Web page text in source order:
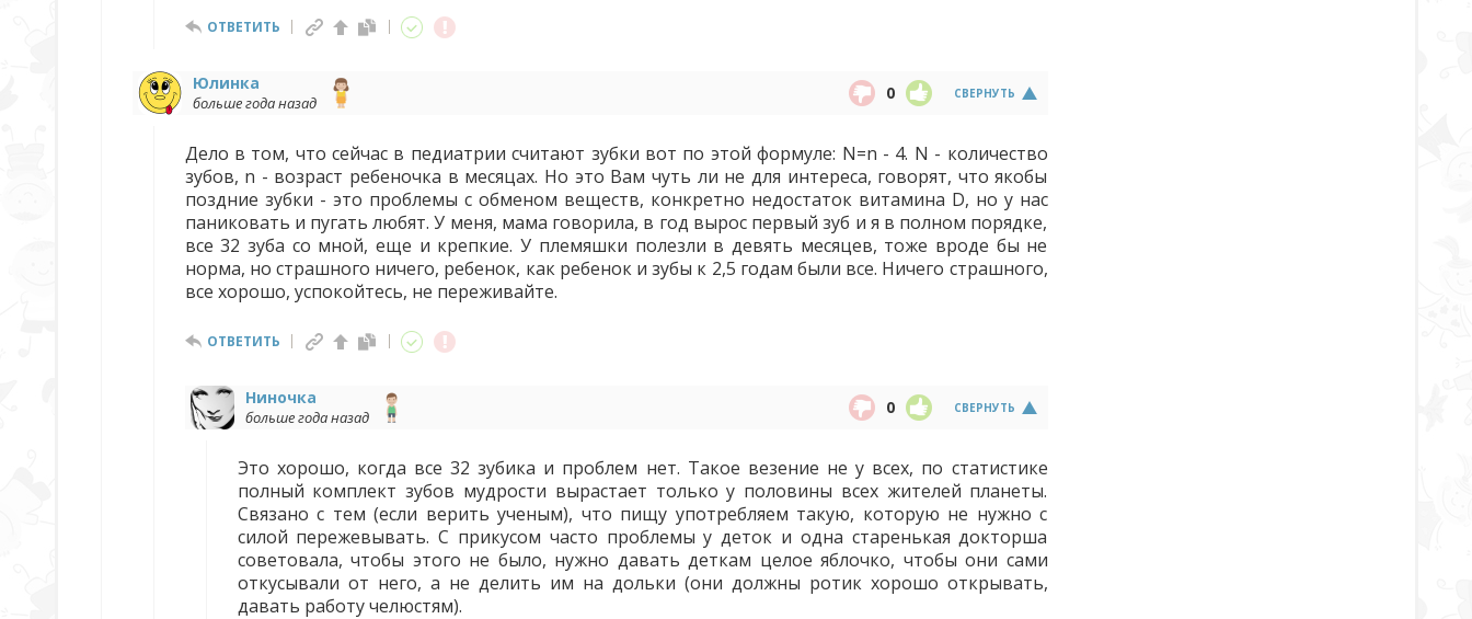
ОТВЕТИТЬ
Юлинка
больше года назад СВЕРНУТЬ
0
Дело в том, что сейчас в педиатрии считают зубки вот по этой формуле: N=n - 4. N - количество
зубов, n - возраст ребеночка в месяцах. Но это Вам чуть ли не для интереса, говорят, что якобы
поздние зубки - это проблемы с обменом веществ, конкретно недостаток витамина D, но у нас
паниковать и пугать любят. У меня, мама говорила, в год вырос первый зуб и я в полном порядке,
все 32 зуба со мной, еще и крепкие. У племяшки полезли в девять месяцев, тоже вроде бы не
норма, но страшного ничего, ребенок, как ребенок и зубы к 2,5 годам были все. Ничего страшного,
все хорошо, успокойтесь, не переживайте.
ОТВЕТИТЬ
Ниночка
больше года назад СВЕРНУТЬ
0
Это хорошо, когда все 32 зубика и проблем нет. Такое везение не у всех, по статистике
полный комплект зубов мудрости вырастает только у половины всех жителей планеты.
Связано с тем (если верить ученым), что пищу употребляем такую, которую не нужно с
силой пережевывать. С прикусом часто проблемы у деток и одна старенькая докторша
советовала, чтобы этого не было, нужно давать деткам целое яблочко, чтобы они сами
откусывали от него, а не делить им на дольки (они должны ротик хорошо открывать,
давать работу челюстям).